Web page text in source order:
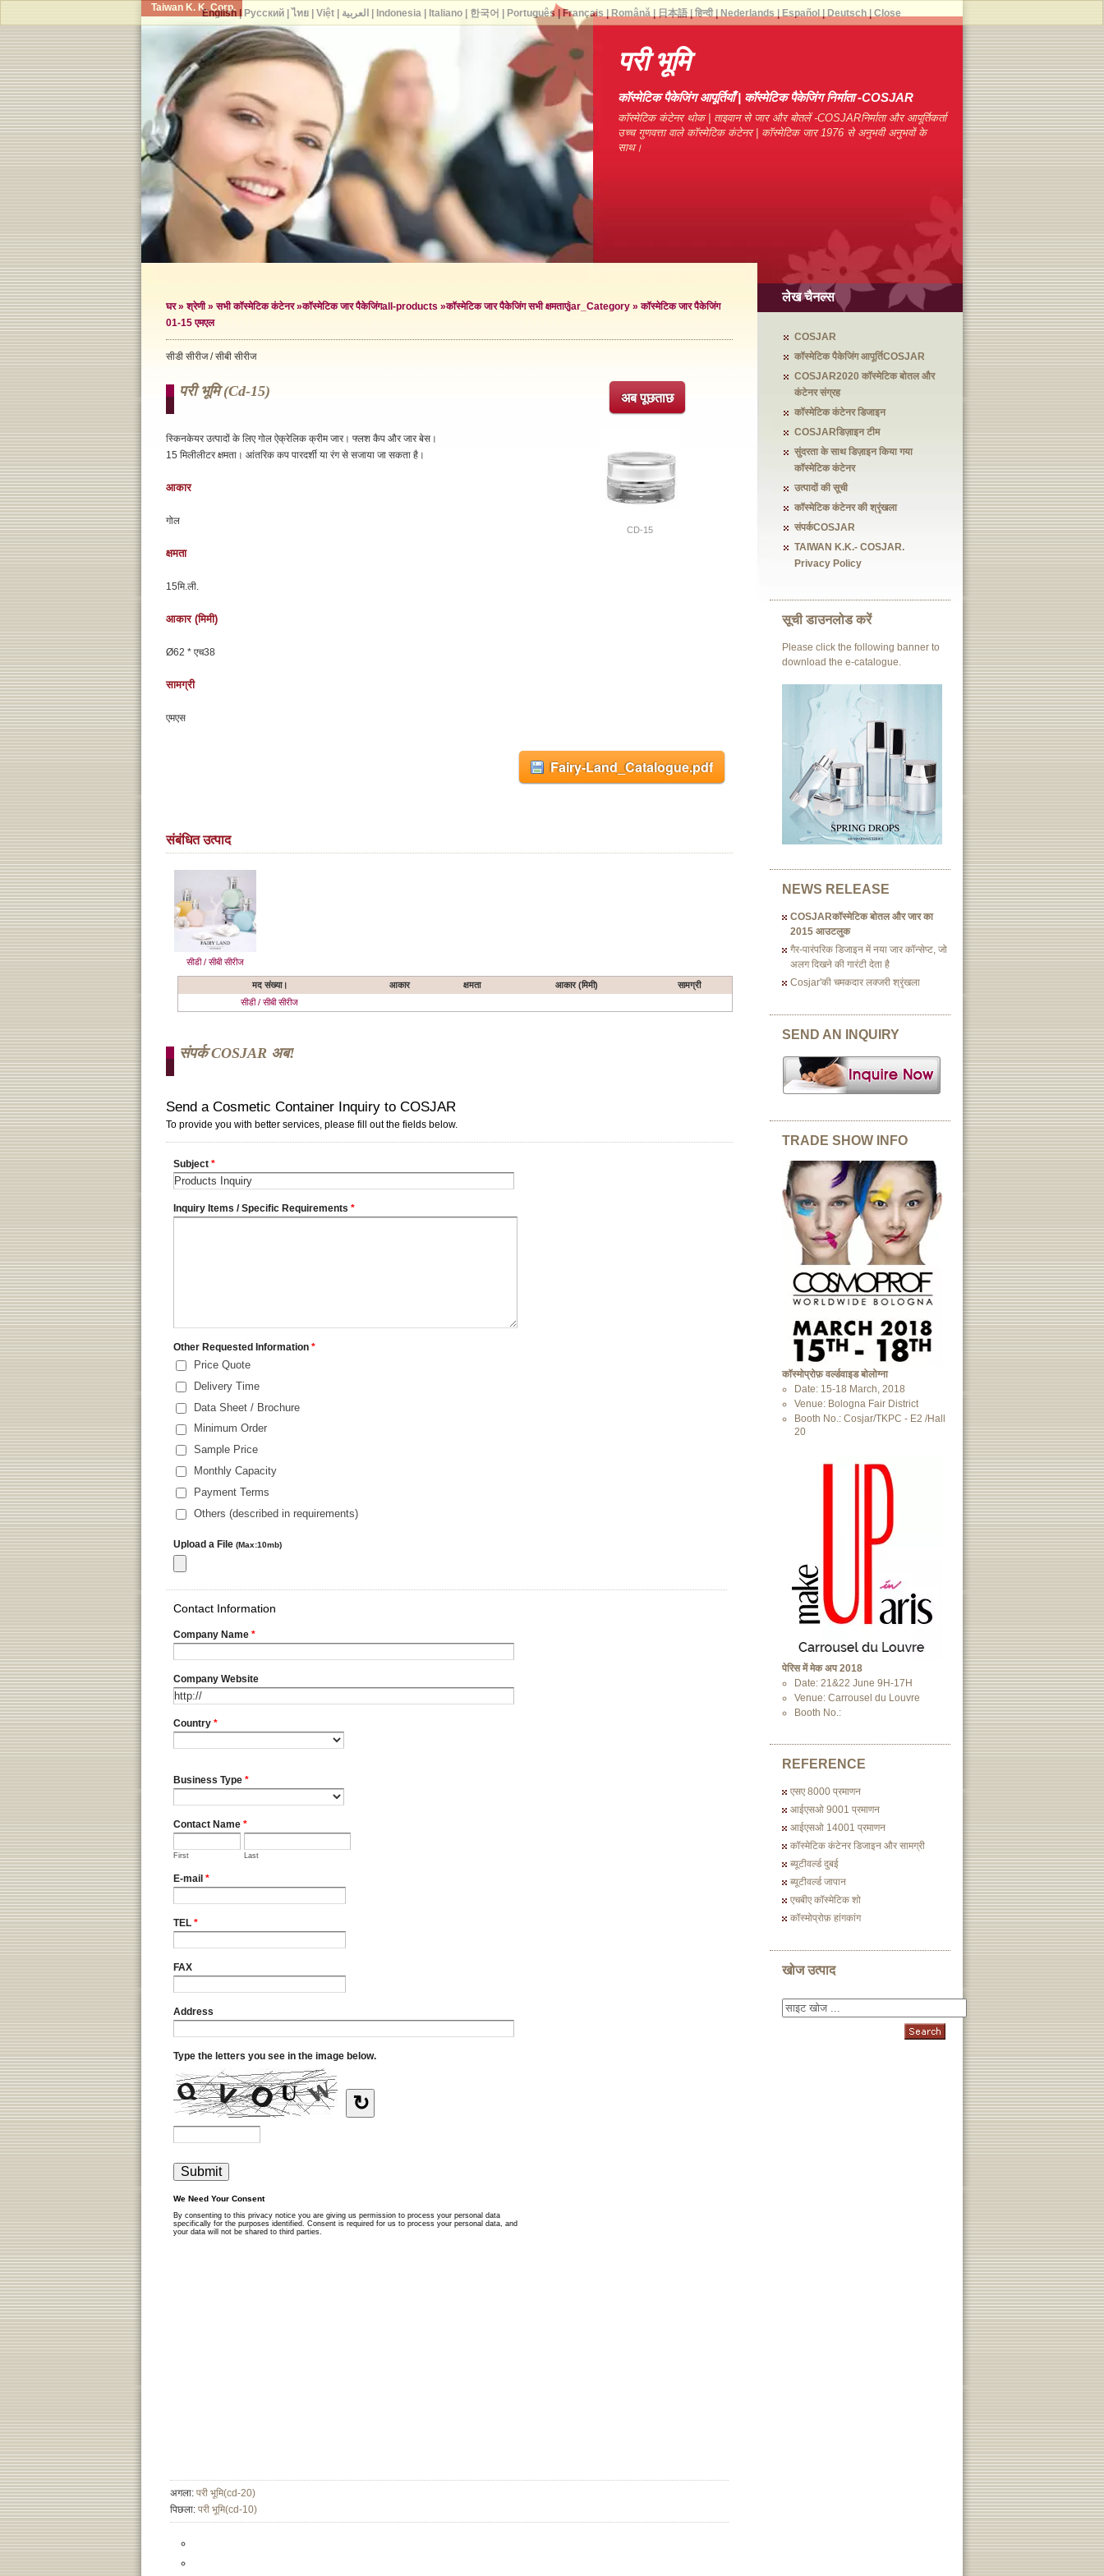
Taiwan K. K. Corp.
परी भूमि
कॉस्मेटिक पैकेजिंग आपूर्तियाँ | कॉस्मेटिक पैकेजिंग निर्माता -COSJAR
कॉस्मेटिक कंटेनर थोक | ताइवान से जार और बोतलें -COSJARनिर्माता और आपूर्तिकर्ता
उच्च गुणवत्ता वाले कॉस्मेटिक कंटेनर | कॉस्मेटिक जार 1976 से अनुभवी अनुभवों के
साथ।
घर»श्रेणी»सभी कॉस्मेटिक कंटेनर»कॉस्मेटिक जार पैकेजिंगall-products »कॉस्मेटिक जार पैकेजिंग सभी क्षमताएंjar_Category »कॉस्मेटिक जार पैकेजिंग
01-15 एमएल
सीडी सीरीज / सीबी सीरीज
अब पूछताछ
परी भूमि (cd-15)
CD-15
स्किनकेयर उत्पादों के लिए गोल ऐक्रेलिक क्रीम जार। फ्लश कैप और जार बेस।
15 मिलीलीटर क्षमता। आंतरिक कप पारदर्शी या रंग से सजाया जा सकता है।
आकार
गोल
क्षमता
15मि.ली.
आकार (मिमी)
Ø62 * एच38
सामग्री
एमएस
Fairy-Land_Catalogue.pdf
संबंधित उत्पाद
सीडी / सीबी सीरीज
मद संख्या। आकार क्षमता आकार (मिमी)
सामग्री
सीडी / सीबी सीरीज
संपर्क COSJAR अब!
अगला: परी भूमि(cd-20)
पिछला: परी भूमि(cd-10)
लेख चैनल्स
COSJAR
कॉस्मेटिक पैकेजिंग आपूर्तिCOSJAR
COSJAR2020 कॉस्मेटिक बोतल और
कंटेनर संग्रह
कॉस्मेटिक कंटेनर डिजाइन
COSJARडिज़ाइन टीम
सुंदरता के साथ डिज़ाइन किया गया
कॉस्मेटिक कंटेनर
उत्पादों की सूची
कॉस्मेटिक कंटेनर की श्रृंखला
संपर्कCOSJAR
TAIWAN K.K.- COSJAR.
Privacy Policy
सूची डाउनलोड करें
Please click the following banner to
download the e-catalogue.
NEWS RELEASE
COSJARकॉस्मेटिक बोतल और जार का
2015 आउटलुक
गैर-पारंपरिक डिजाइन में नया जार कॉन्सेप्ट, जो
अलग दिखने की गारंटी देता है
Cosjar'की चमकदार लक्जरी श्रृंखला
SEND AN INQUIRY
TRADE SHOW INFO
कॉस्मोप्रोफ़ वर्ल्डवाइड बोलोग्ना
Date: 15-18 March, 2018
Venue: Bologna Fair District
Booth No.: Cosjar/TKPC - E2 /Hall
20
पेरिस में मेक अप 2018
Date: 21&22 June 9H-17H
Venue: Carrousel du Louvre
Booth No.:
REFERENCE
एसए 8000 प्रमाणन
आईएसओ 9001 प्रमाणन
आईएसओ 14001 प्रमाणन
कॉस्मेटिक कंटेनर डिजाइन और सामग्री
ब्यूटीवर्ल्ड दुबई
ब्यूटीवर्ल्ड जापान
एचबीए कॉस्मेटिक शो
कॉस्मोप्रोफ़ हांगकांग
खोज उत्पाद
English| Русский| ไทย| Việt| العربية Indonesia| Italiano| 한국어 Português Français Română| 日本語| हिन्दी| Nederlands Español Deutsch| Close